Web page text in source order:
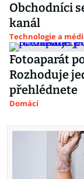
Obchodníci
kanál
Technologie a
Fotoaparát
Rozhoduje
přehlédnete
Domácí